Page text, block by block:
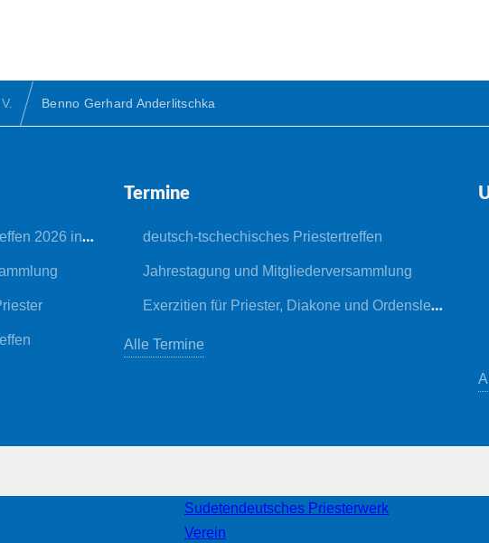
Benno Gerhard Anderlitschka
in Nepomuk
Termine
deutsch-tschechisches Priestertreffen
Jahrestagung und Mitgliederversammlung
Exerzitien für Priester, Diakone und Ordensleute
Alle Termine
Sudetendeutsches Priesterwerk
Verein